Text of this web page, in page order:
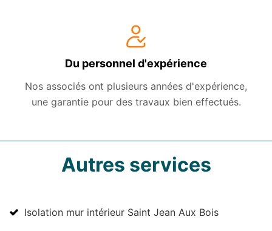
Du personnel d'expérience
Nos associés ont plusieurs années d'expérience,
une garantie pour des travaux bien effectués.
Autres services
Isolation mur intérieur Saint Jean Aux Bois